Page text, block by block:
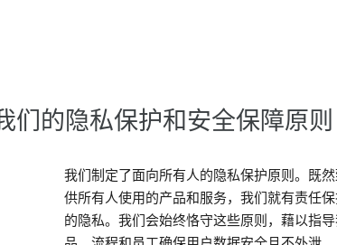
们的隐私保护和安全保障原则
我们制定了面向所有人的隐私保护原则。既
供所有人使用的产品和服务，我们就有责任
的隐私。我们会始终恪守这些原则，藉以指